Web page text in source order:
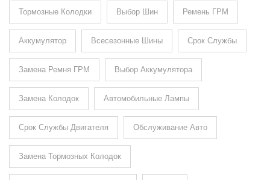
Тормозные Колодки Выбор Шин Ремень ГРМ
Аккумулятор Всесезонные Шины Срок Службы
Замена Ремня ГРМ Выбор Аккумулятора
Замена Колодок Автомобильные Лампы
Срок Службы Двигателя Обслуживание Авто
Замена Тормозных Колодок